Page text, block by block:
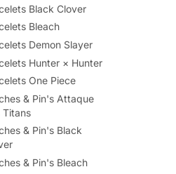
Black Clover
Bleach
Demon Slayer
Hunter × Hunter
One Piece
& Pin's Attaque
Titans
& Pin's Black
& Pin's Bleach